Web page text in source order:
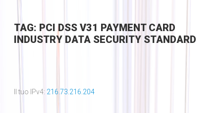
TAG: PCI DSS V31 PAYMENT CARD
INDUSTRY DATA SECURITY STANDARD
Il tuo IPv4: 216.73.216.204